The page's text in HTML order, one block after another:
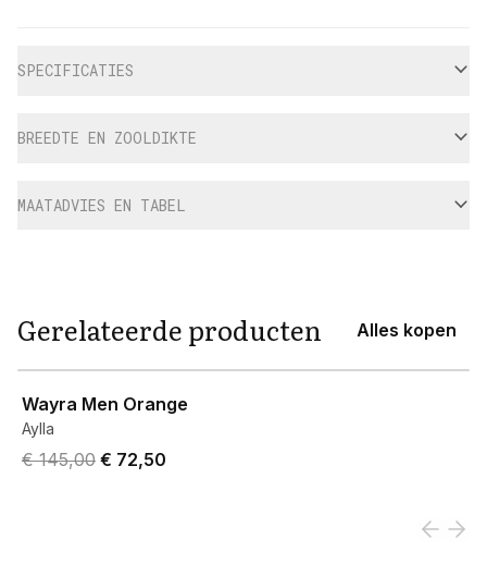
SPECIFICATIES
BREEDTE EN ZOOLDIKTE
MAATADVIES EN TABEL
Gerelateerde producten Alles kopen
Wayra Men Orange
Aylla
Original price was € 145,00.
€ 145,00 Current price is € 72,50.
€ 72,50